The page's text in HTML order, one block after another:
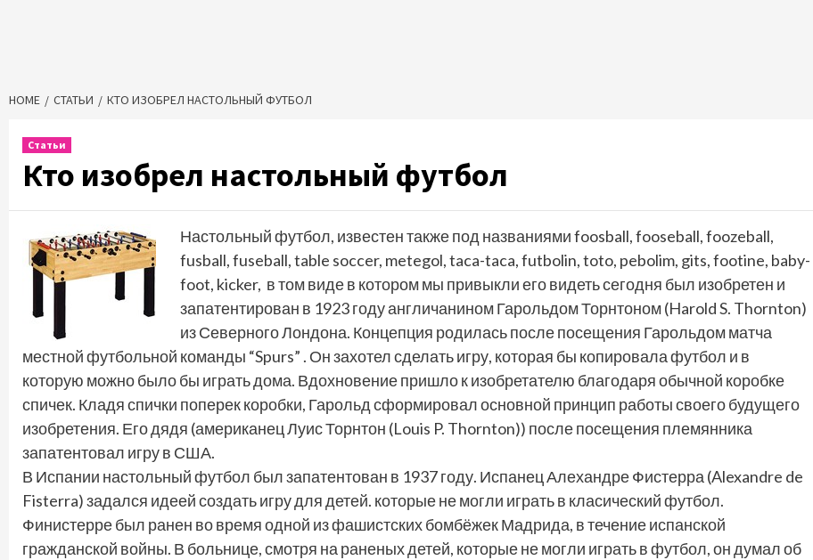
HOME СТАТЬИ КТО ИЗОБРЕЛ НАСТОЛЬНЫЙ ФУТБОЛ
Статьи
Кто изобрел настольный футбол
Настольный футбол, известен также под названиями foosball, fooseball, foozeball,
fusball, fuseball, table soccer, metegol, taca-taca, futbolin, toto, pebolim, gits, footine, baby-
foot, kicker, в том виде в котором мы привыкли его видеть сегодня был изобретен и
запатентирован в 1923 году англичанином Гарольдом Торнтоном (Harold S. Thornton)
из Северного Лондона. Концепция родилась после посещения Гарольдом матча
местной футбольной команды “Spurs” . Он захотел сделать игру, которая бы копировала футбол и в
которую можно было бы играть дома. Вдохновение пришло к изобретателю благодаря обычной коробке
спичек. Кладя спички поперек коробки, Гарольд сформировал основной принцип работы своего будущего
изобретения. Его дядя (американец Луис Торнтон (Louis P. Thornton)) после посещения племянника
запатентовал игру в США.
В Испании настольный футбол был запатентован в 1937 году. Испанец Алехандре Фистерра (Alexandre de
Fisterra) задался идеей создать игру для детей. которые не могли играть в класический футбол.
Финистерре был ранен во время одной из фашистских бомбёжек Мадрида, в течение испанской
гражданской войны. В больнице, смотря на раненых детей, которые не могли играть в футбол, он думал об